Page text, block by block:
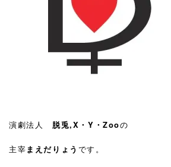
演劇法人 脱兎,X・Y・Zooの
主宰まえだりょう です。